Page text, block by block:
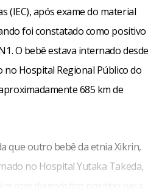
(IEC), após exame do material
foi constatado como positivo
O bebê estava internado desde
no Hospital Regional Público do
685 km de
que outro bebê da etnia Xikrin,
no Hospital Yutaka Takeda,
com diagnóstico positivo para